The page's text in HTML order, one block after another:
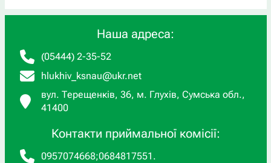
Наша адреса:
(05444) 2-35-52
hlukhiv_ksnau@ukr.net
вул. Терещенків, 36, м. Глухів, Сумська обл.,
41400
Контакти приймальної комісії:
0957074668;0684817551 .